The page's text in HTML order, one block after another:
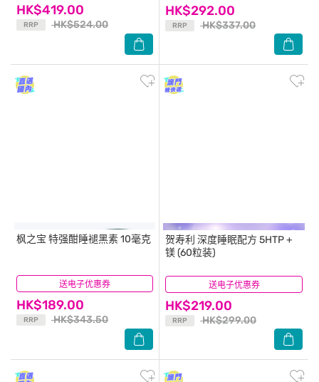
HK$419.00
RRP HK$524.00
HK$292.00
RRP HK$337.00
送电子优惠券
枫之宝 特强酣睡褪黑素 10毫克
HK$189.00
RRP HK$343.50
(33) 送电子优惠券
贺寿利 深度睡眠配方 5HTP +
镁 (60粒装)
HK$219.00
RRP HK$299.00
(7)